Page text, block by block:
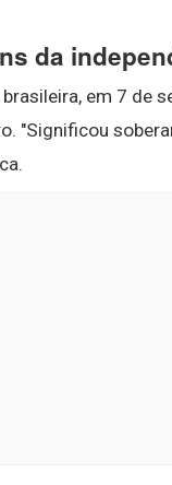
da
brasileira, em 7 de
"Significou